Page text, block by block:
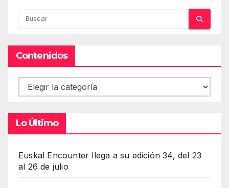
Contenidos
Contenidos
Lo Último
Euskal Encounter llega a su edición 34, del 23
al 26 de julio